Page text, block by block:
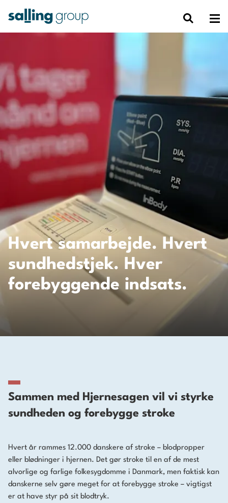
Hvert samarbejde. Hvert
sundhedstjek. Hver
forebyggende indsats.
Sammen med Hjernesagen vil vi styrke
sundheden og forebygge stroke
Hvert år rammes 12.000 danskere af stroke – blodpropper
eller blødninger i hjernen. Det gør stroke til en af de mest
alvorlige og farlige folkesygdomme i Danmark, men faktisk kan
danskerne selv gøre meget for at forebygge stroke – vigtigst
er at have styr på sit blodtryk.